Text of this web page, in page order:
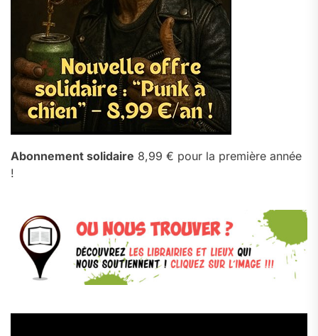
Abonnement solidaire 8,99 € pour la première année
!